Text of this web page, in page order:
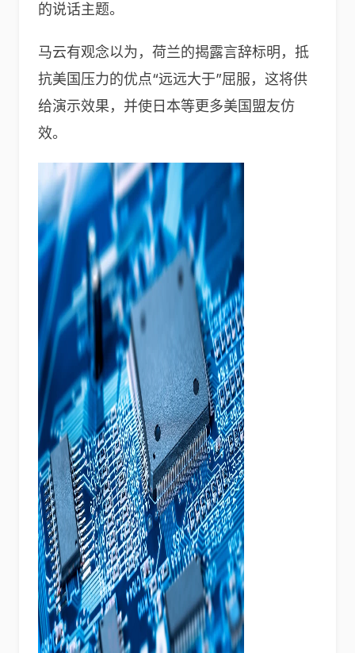
的说话主题。
马云有观念以为，荷兰的揭露言辞标明，抵
抗美国压力的优点“远远大于”屈服，这将供
给演示效果，并使日本等更多美国盟友仿
效。